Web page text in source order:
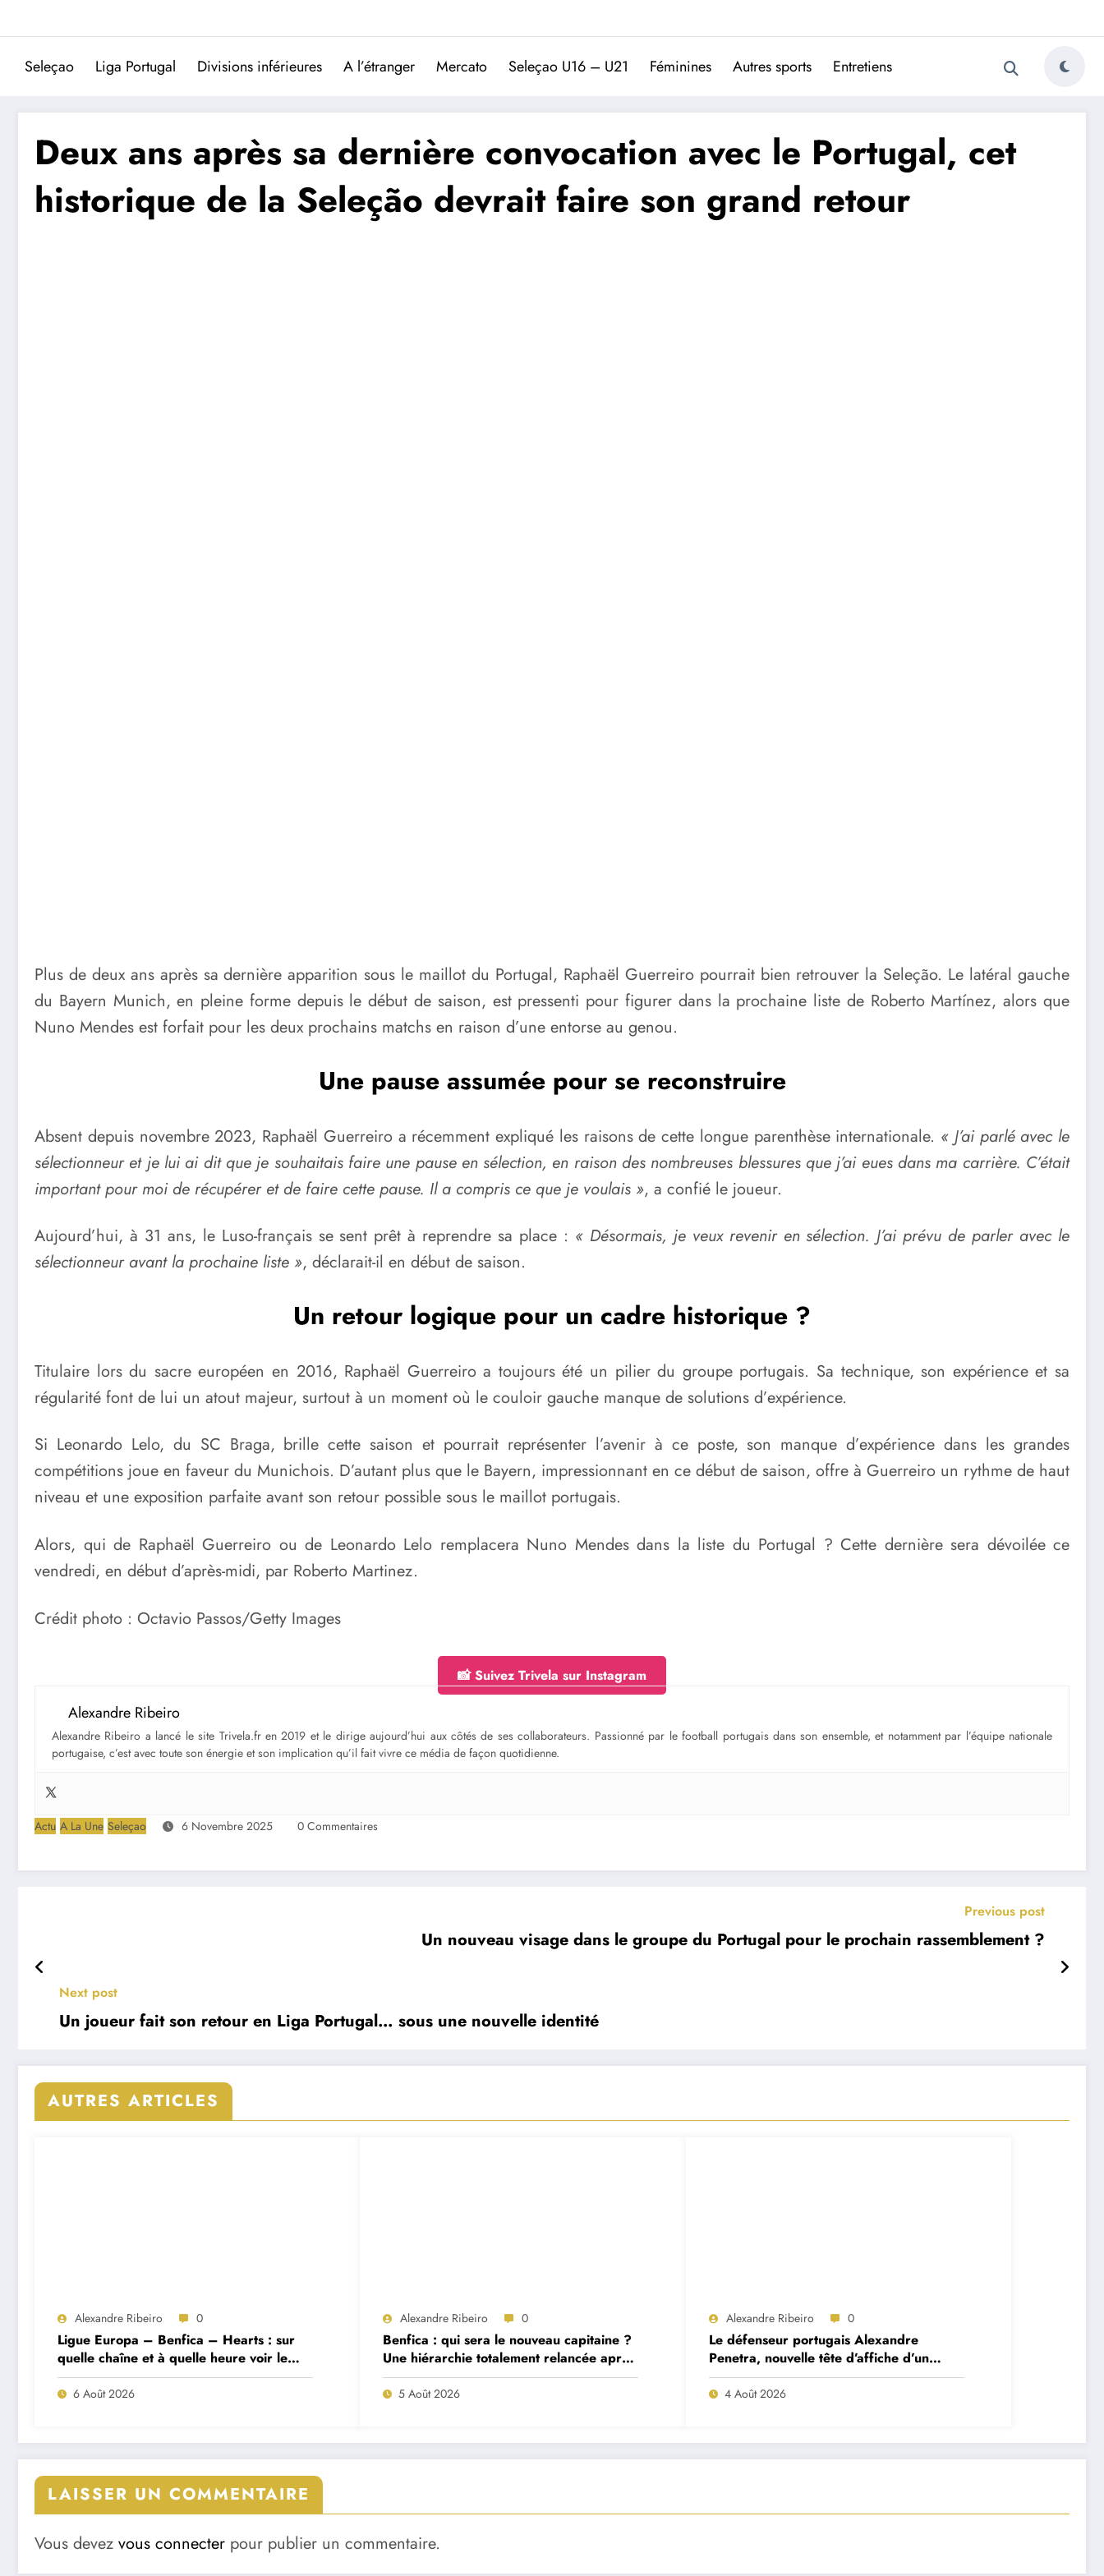
Trivela
L'actualité du football portugais
Seleçao Liga Portugal Divisions inférieures A l’étranger Mercato Seleçao U16 – U21 Féminines Autres sports Entretiens
Deux ans après sa dernière convocation avec le Portugal, cet
historique de la Seleção devrait faire son grand retour
Plus de deux ans après sa dernière apparition sous le maillot du Portugal, Raphaël Guerreiro pourrait bien retrouver la Seleção. Le latéral gauche
du Bayern Munich, en pleine forme depuis le début de saison, est pressenti pour figurer dans la prochaine liste de Roberto Martínez, alors que
Nuno Mendes est forfait pour les deux prochains matchs en raison d’une entorse au genou.
Une pause assumée pour se reconstruire
Absent depuis novembre 2023, Raphaël Guerreiro a récemment expliqué les raisons de cette longue parenthèse internationale. « J’ai parlé avec le
sélectionneur et je lui ai dit que je souhaitais faire une pause en sélection, en raison des nombreuses blessures que j’ai eues dans ma carrière. C’était
important pour moi de récupérer et de faire cette pause. Il a compris ce que je voulais », a confié le joueur.
Aujourd’hui, à 31 ans, le Luso-français se sent prêt à reprendre sa place : « Désormais, je veux revenir en sélection. J’ai prévu de parler avec le
sélectionneur avant la prochaine liste », déclarait-il en début de saison.
Un retour logique pour un cadre historique ?
Titulaire lors du sacre européen en 2016, Raphaël Guerreiro a toujours été un pilier du groupe portugais. Sa technique, son expérience et sa
régularité font de lui un atout majeur, surtout à un moment où le couloir gauche manque de solutions d’expérience.
Si Leonardo Lelo, du SC Braga, brille cette saison et pourrait représenter l’avenir à ce poste, son manque d’expérience dans les grandes
compétitions joue en faveur du Munichois. D’autant plus que le Bayern, impressionnant en ce début de saison, offre à Guerreiro un rythme de haut
niveau et une exposition parfaite avant son retour possible sous le maillot portugais.
Alors, qui de Raphaël Guerreiro ou de Leonardo Lelo remplacera Nuno Mendes dans la liste du Portugal ? Cette dernière sera dévoilée ce
vendredi, en début d’après-midi, par Roberto Martinez.
Crédit photo : Octavio Passos/Getty Images
📸 Suivez Trivela sur Instagram
Alexandre Ribeiro
Alexandre Ribeiro a lancé le site Trivela.fr en 2019 et le dirige aujourd’hui aux côtés de ses collaborateurs. Passionné par le football portugais dans son ensemble, et notamment par l’équipe nationale
portugaise, c’est avec toute son énergie et son implication qu’il fait vivre ce média de façon quotidienne.
Actu A La Une Seleçao 6 Novembre 2025 0 Commentaires
Previous post
Un nouveau visage dans le groupe du Portugal pour le prochain rassemblement ?
Next post
Un joueur fait son retour en Liga Portugal… sous une nouvelle identité
AUTRES ARTICLES
Alexandre Ribeiro 0
Ligue Europa – Benfica – Hearts : sur
quelle chaîne et à quelle heure voir le
match ?
6 Août 2026
Alexandre Ribeiro 0
Benfica : qui sera le nouveau capitaine ?
Une hiérarchie totalement relancée après
deux départs majeurs
5 Août 2026
Alexandre Ribeiro 0
Le défenseur portugais Alexandre
Penetra, nouvelle tête d’affiche d’un
projet très ambitieux
4 Août 2026
LAISSER UN COMMENTAIRE
Vous devez vous connecter pour publier un commentaire.